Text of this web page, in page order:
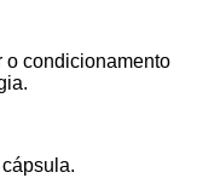
o condicionamento